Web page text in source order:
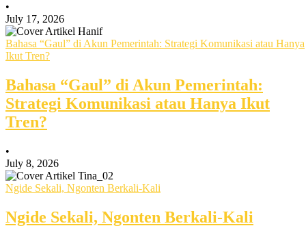
•
July 17, 2026
Bahasa “Gaul” di Akun Pemerintah: Strategi Komunikasi atau Hanya
Ikut Tren?
Bahasa “Gaul” di Akun Pemerintah:
Strategi Komunikasi atau Hanya Ikut
Tren?
•
July 8, 2026
Ngide Sekali, Ngonten Berkali-Kali
Ngide Sekali, Ngonten Berkali-Kali